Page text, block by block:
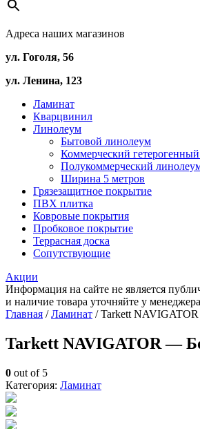
Адреса наших магазинов
ул. Гоголя, 56
ул. Ленина, 123
Ламинат
Кварцвинил
Линолеум
Бытовой линолеум
Коммерческий
Полукоммерческий
Ширина 5 метров
Грязезащитное покрытие
ПВХ плитка
Ковровые покрытия
Пробковое покрытие
Террасная доска
Сопутствующие
Акции
Информация на сайте не является
и наличие товара уточняйте у
Главная /Ламинат / Tarkett
Tarkett NAVIGATOR —
0 out of 5
Категория: Ламинат